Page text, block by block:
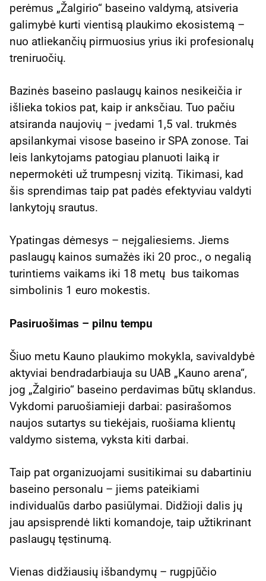
perėmus „Žalgirio“ baseino valdymą, atsiveria
galimybė kurti vientisą plaukimo ekosistemą –
nuo atliekančių pirmuosius yrius iki profesionalų
treniruočių.
Bazinės baseino paslaugų kainos nesikeičia ir
išlieka tokios pat, kaip ir anksčiau. Tuo pačiu
atsiranda naujovių – įvedami 1,5 val. trukmės
apsilankymai visose baseino ir SPA zonose. Tai
leis lankytojams patogiau planuoti laiką ir
nepermokėti už trumpesnį vizitą. Tikimasi, kad
šis sprendimas taip pat padės efektyviau valdyti
lankytojų srautus.
Ypatingas dėmesys – neįgaliesiems. Jiems
paslaugų kainos sumažės iki 20 proc., o negalią
turintiems vaikams iki 18 metų bus taikomas
simbolinis 1 euro mokestis.
Pasiruošimas – pilnu tempu
Šiuo metu Kauno plaukimo mokykla, savivaldybė
aktyviai bendradarbiauja su UAB „Kauno arena“,
jog „Žalgirio“ baseino perdavimas būtų sklandus.
Vykdomi paruošiamieji darbai: pasirašomos
naujos sutartys su tiekėjais, ruošiama klientų
valdymo sistema, vyksta kiti darbai.
Taip pat organizuojami susitikimai su dabartiniu
baseino personalu – jiems pateikiami
individualūs darbo pasiūlymai. Didžioji dalis jų
jau apsisprendė likti komandoje, taip užtikrinant
paslaugų tęstinumą.
Vienas didžiausių išbandymų – rugpjūčio